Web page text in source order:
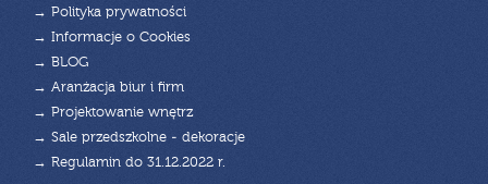
→ Polityka prywatności
→ Informacje o Cookies
→ BLOG
→ Aranżacja biur i firm
→ Projektowanie wnętrz
→ Sale przedszkolne - dekoracje
→ Regulamin do 31.12.2022 r.